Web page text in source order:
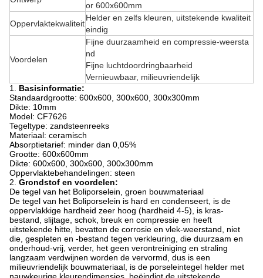
or 600x600mm
Oppervlaktekwaliteit
Helder en zelfs kleuren, uitstekende kwaliteit
eindig
Voordelen
Fijne duurzaamheid en compressie-weersta
nd
Fijne luchtdoordringbaarheid
Vernieuwbaar, milieuvriendelijk
1. Basisinformatie:
Standaardgrootte: 600x600, 300x600, 300x300mm
Dikte: 10mm
Model: CF7626
Tegeltype: zandsteenreeks
Materiaal: ceramisch
Absorptietarief: minder dan 0,05%
Grootte: 600x600mm
Dikte: 600x600, 300x600, 300x300mm
Oppervlaktebehandelingen: steen
2. Grondstof en voordelen:
De tegel van het Boliporselein, groen bouwmateriaal
De tegel van het Boliporselein is hard en condenseert, is de
oppervlakkige hardheid zeer hoog (hardheid 4-5), is kras-
bestand, slijtage, schok, breuk en compressie en heeft
uitstekende hitte, bevatten de corrosie en vlek-weerstand, niet
die, gespleten en -bestand tegen verkleuring, die duurzaam en
onderhoud-vrij, verder, het geen verontreiniging en straling
langzaam verdwijnen worden de vervormd, dus is een
milieuvriendelijk bouwmateriaal, is de porseleintegel helder met